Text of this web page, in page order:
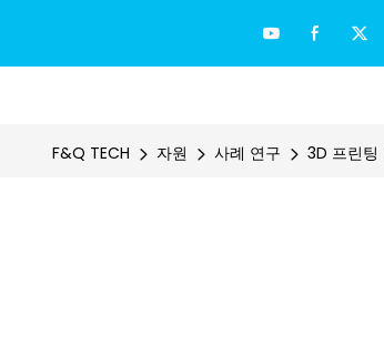
F&Q TECH 자원 사례 연구 3D 프린팅